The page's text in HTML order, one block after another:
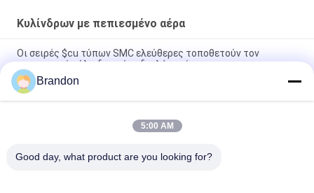
Κυλίνδρων με πεπιεσμένο αέρα
Οι σειρές $cu τύπων SMC ελεύθερες τοποθετούν τον
πνευματικό κύλινδρο αέρα διπλής ενέργειας
Τυποποιημένοι πνευματικοί κύλινδροι ISO 15552 αέρα τύπων
Airtac σειράς Si
MAL τύπων Airtac μίνι πνευματικό κράμα αργιλίου κυλίνδρων
Brandon
5:00 AM
Good day, what product are you looking for?